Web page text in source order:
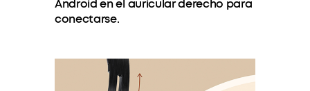
Android en el auricular derecho para
conectarse.